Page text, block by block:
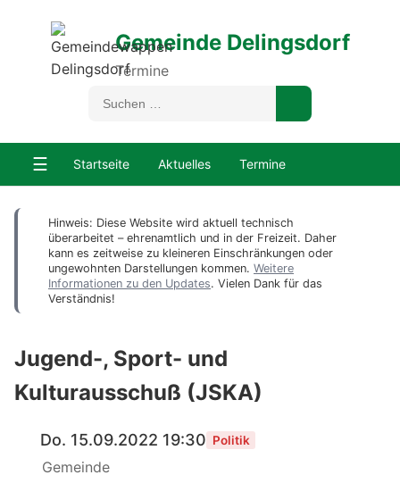
Gemeinde Delingsdorf
Termine
☰ Startseite Aktuelles Termine
Hinweis: Diese Website wird aktuell technisch
überarbeitet – ehrenamtlich und in der Freizeit. Daher
kann es zeitweise zu kleineren Einschränkungen oder
ungewohnten Darstellungen kommen. Weitere
Informationen zu den Updates. Vielen Dank für das
Verständnis!
Jugend-, Sport- und
Kulturausschuß (JSKA)
Do. 15.09.2022 19:30 Politik
Gemeinde